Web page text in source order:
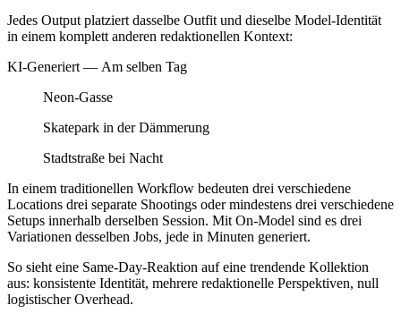
Jedes Output platziert dasselbe Outfit und dieselbe Model-Identität
in einem komplett anderen redaktionellen Kontext:
KI-Generiert — Am selben Tag
Neon-Gasse
Skatepark in der Dämmerung
Stadtstraße bei Nacht
In einem traditionellen Workflow bedeuten drei verschiedene
Locations drei separate Shootings oder mindestens drei verschiedene
Setups innerhalb derselben Session. Mit On-Model sind es drei
Variationen desselben Jobs, jede in Minuten generiert.
So sieht eine Same-Day-Reaktion auf eine trendende Kollektion
aus: konsistente Identität, mehrere redaktionelle Perspektiven, null
logistischer Overhead.